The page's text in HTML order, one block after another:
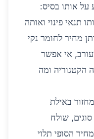
אותו בסיס:
תנאי פינוי ואותה
מחיר לחומר נקי
אי אפשר
הקטגוריה ומה
באילת
שולח
הסופי תלוי